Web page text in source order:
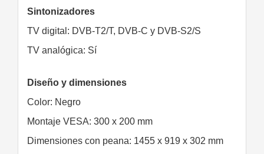
Sintonizadores
TV digital: DVB-T2/T, DVB-C y DVB-S2/S
TV analógica: Sí
Diseño y dimensiones
Color: Negro
Montaje VESA: 300 x 200 mm
Dimensiones con peana: 1455 x 919 x 302 mm